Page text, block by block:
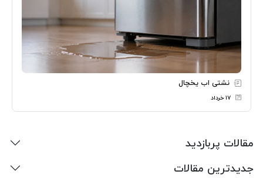
نشتی اب یخچال
۱۷ خرداد
مقالات پربازدید
جدیدترین مقالات